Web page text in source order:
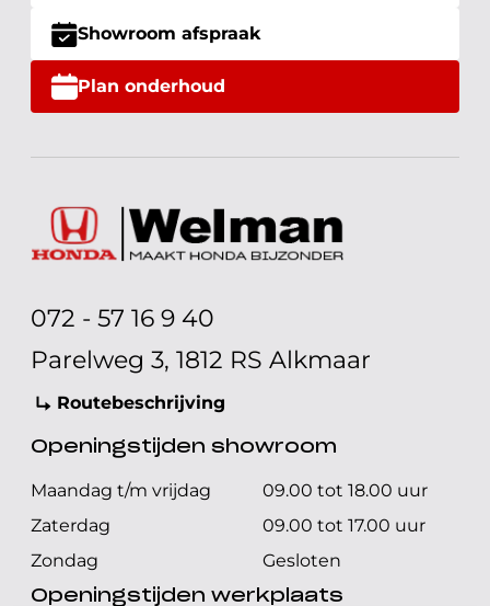
Showroom afspraak
Plan onderhoud
072 - 57 16 9 40
Parelweg 3, 1812 RS Alkmaar
Routebeschrijving
Openingstijden showroom
Maandag t/m vrijdag
09.00 tot 18.00 uur
Zaterdag
09.00 tot 17.00 uur
Zondag
Gesloten
Openingstijden werkplaats